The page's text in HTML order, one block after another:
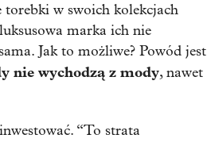
torebki w swoich kolekcjach
marka ich nie
Jak to możliwe? Powód jest
nie wychodzą z mody, nawet
“To strata